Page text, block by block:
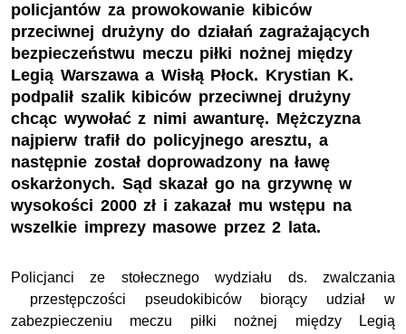
policjantów za prowokowanie kibiców
przeciwnej drużyny do działań zagrażających
bezpieczeństwu meczu piłki nożnej między
Legią Warszawa a Wisłą Płock. Krystian K.
podpalił szalik kibiców przeciwnej drużyny
chcąc wywołać z nimi awanturę. Mężczyzna
najpierw trafił do policyjnego aresztu, a
następnie został doprowadzony na ławę
oskarżonych. Sąd skazał go na grzywnę w
wysokości 2000 zł i zakazał mu wstępu na
wszelkie imprezy masowe przez 2 lata.
Policjanci ze stołecznego wydziału ds. zwalczania
przestępczości pseudokibiców biorący udział w
zabezpieczeniu meczu piłki nożnej między Legią